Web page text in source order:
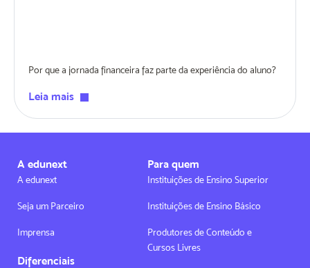
Por que a jornada financeira faz parte da experiência do aluno?
Leia mais
A edunext
A edunext
Seja um Parceiro
Imprensa
Diferenciais
Para quem
Instituições de Ensino Superior
Instituições de Ensino Básico
Produtores de Conteúdo e
Cursos Livres